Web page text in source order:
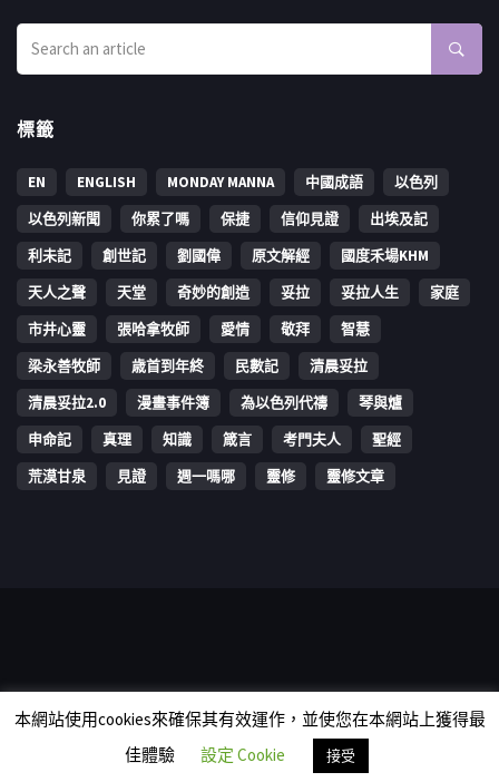
標籤
EN ENGLISH MONDAY MANNA 中國成語
以色列
以色列新聞
你累了嗎 保捷 信仰見證
出埃及記
利未記
創世記 劉國偉 原文解經
國度禾場KHM
天人之聲
天堂 奇妙的創造 妥拉 妥拉人生
家庭
市井心靈
張哈拿牧師 愛情 敬拜
智慧
梁永善牧師
歳首到年終 民數記
清晨妥拉
清晨妥拉2.0
漫畫事件簿 為以色列代禱
琴與爐
申命記
真理 知識 箴言 考門夫人
聖經
荒漠甘泉
見證 週一嗎哪 靈修 靈修文章
rights reserved.
本網站使用cookies來確保其有效運作，並使您在本網站上獲得最
佳體驗
設定 Cookie 接受